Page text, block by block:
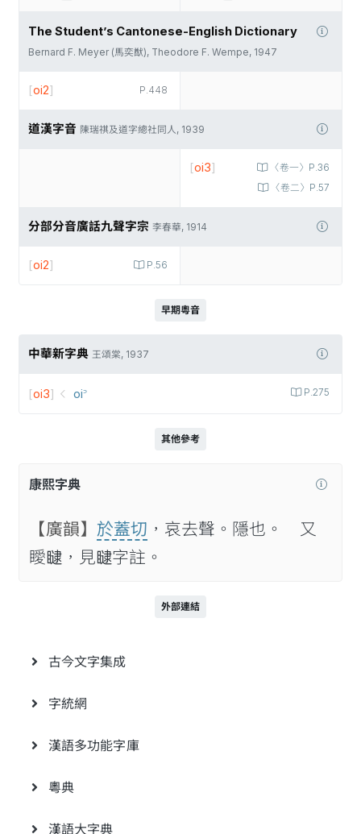
The Student’s Cantonese-English Dictionary
Bernard F. Meyer (馬奕猷), Theodore F. Wempe, 1947
P.448
[oi2]
道漢字音 陳瑞祺及道字總社同人, 1939
〈卷一〉P.36
〈卷二〉P.57
[oi3]
分部分音廣話九聲字宗 李春華, 1914
P.56
[oi2]
早期粵音
中華新字典 王頌棠, 1937
P.275
[oi3] oi꜄
其他參考
康熙字典
【廣韻】 於蓋切 ，哀去聲。隱也。 又
瞹𥊵，見𥊵字註。
外部連結
古今文字集成
字統網
漢語多功能字庫
粵典
漢語大字典